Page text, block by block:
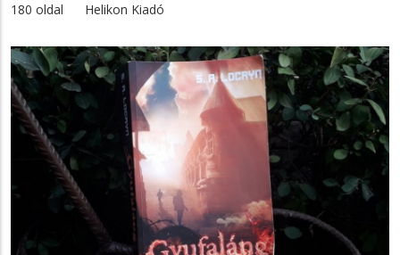
180 oldal Helikon Kiadó